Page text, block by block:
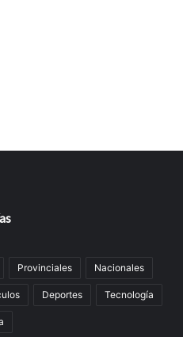
Provinciales Nacionales
Deportes Tecnología